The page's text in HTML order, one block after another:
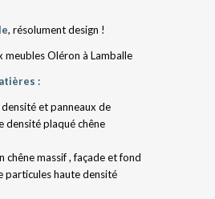
, résolument design !
meubles Oléron à Lamballe
:
et panneaux de
densité plaqué chêne
chêne massif , façade et fond
particules haute densité